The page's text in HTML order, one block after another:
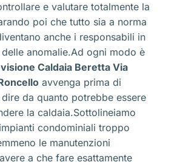
e valutare totalmente la
poi che tutto sia a norma
anche i responsabili in
anomalie.Ad ogni modo è
Caldaia Beretta Via
avvenga prima di
da quanto potrebbe essere
la caldaia.Sottolineiamo
condominiali troppo
le manutenzioni
a che fare esattamente